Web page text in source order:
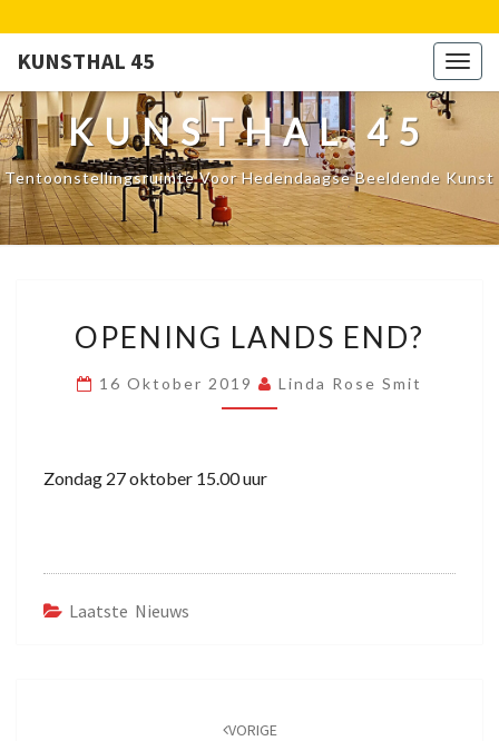
KUNSTHAL 45
KUNSTHAL 45
Tentoonstellingsruimte Voor Hedendaagse Beeldende Kunst
LANDS
END?
OPENING LANDS END?
16 Oktober 2019 Linda Rose Smit
Zondag 27 oktober 15.00 uur
Laatste Nieuws
VORIGE